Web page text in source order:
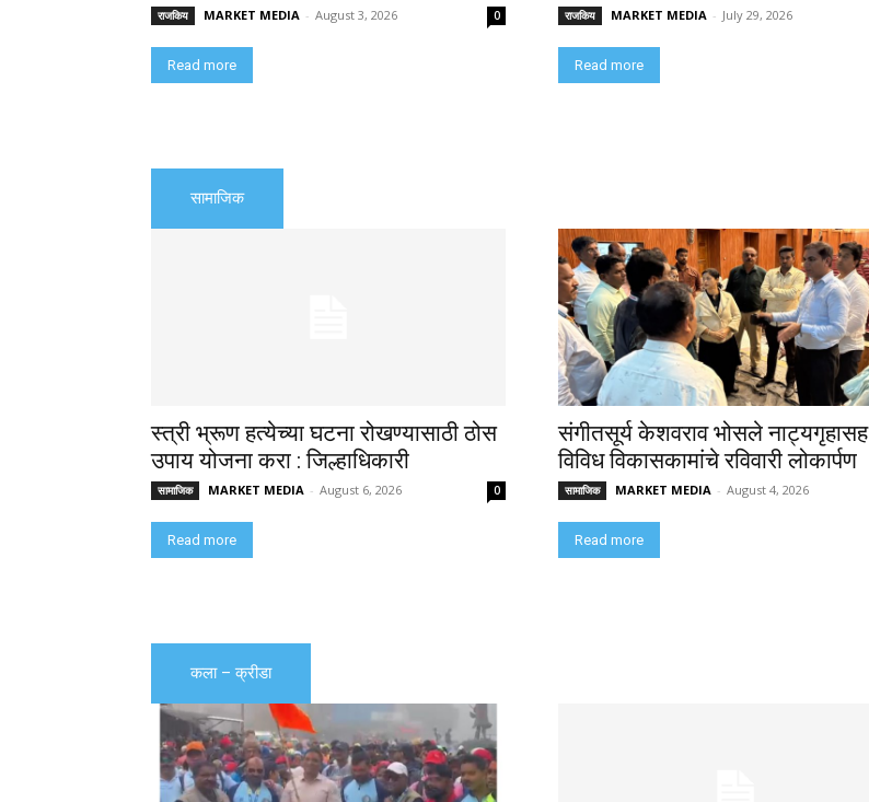
राजकिय MARKET MEDIA - August 3, 2026 0
Read more
राजकिय MARKET MEDIA - July 29, 2026
Read more
सामाजिक
स्त्री भ्रूण हत्येच्या घटना रोखण्यासाठी ठोस
उपाय योजना करा : जिल्हाधिकारी
सामाजिक MARKET MEDIA - August 6, 2026 0
Read more
संगीतसूर्य केशवराव भोसले नाट्यगृहासह
विविध विकासकामांचे रविवारी लोकार्पण
सामाजिक MARKET MEDIA - August 4, 2026
Read more
कला – क्रीडा